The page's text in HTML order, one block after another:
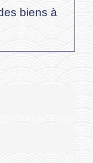
biens à